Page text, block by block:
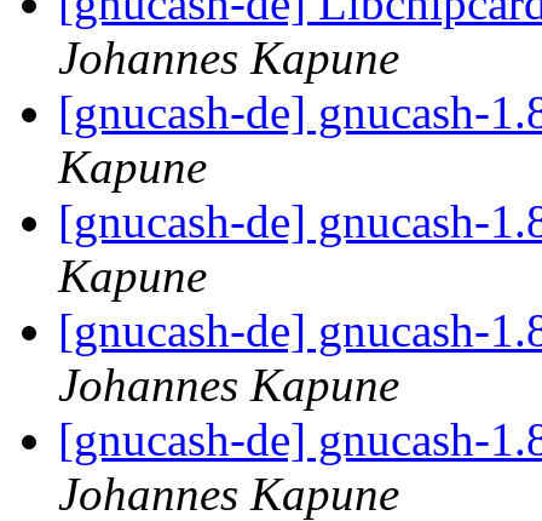
Johannes Kapune
[gnucash-de] gnucash-
Kapune
[gnucash-de] gnucash-
Kapune
[gnucash-de] gnucash-
Johannes Kapune
[gnucash-de] gnucash-
Johannes Kapune